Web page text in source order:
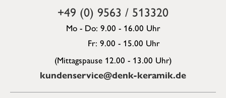
+49 (0) 9563 / 513320
Mo - Do: 9.00 - 16.00 Uhr
Fr: 9.00 - 15.00 Uhr
(Mittagspause 12.00 - 13.00 Uhr)
kundenservice@denk-keramik.de